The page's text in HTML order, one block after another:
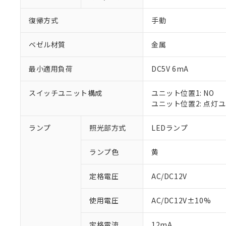
復帰方式 手動
ベゼル材質 金属
最小適用負荷 DC5V 6mA
スイッチユニット構成
ユニット位置1: NO
ユニット位置2: 点灯
ランプ 照光部方式 LEDランプ
ランプ色 黄
定格電圧 AC/DC12V
使用電圧 AC/DC12V±10%
ご利用条件
以下の条件をお
※1 対応状況
対応予定：EU
対応予定なし：
調査・確認中：
非該当品：ライセ
※1 中国